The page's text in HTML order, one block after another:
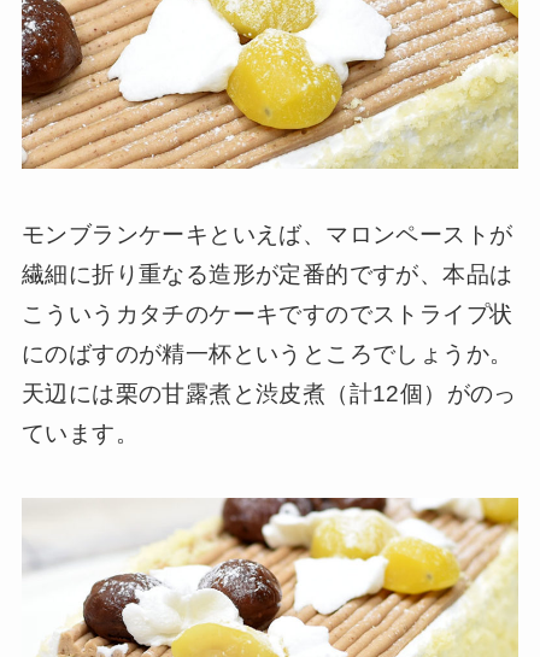
モンブランケーキといえば、マロンペーストが
繊細に折り重なる造形が定番的ですが、本品は
こういうカタチのケーキですのでストライプ状
にのばすのが精一杯というところでしょうか。
天辺には栗の甘露煮と渋皮煮（計12個）がのっ
ています。